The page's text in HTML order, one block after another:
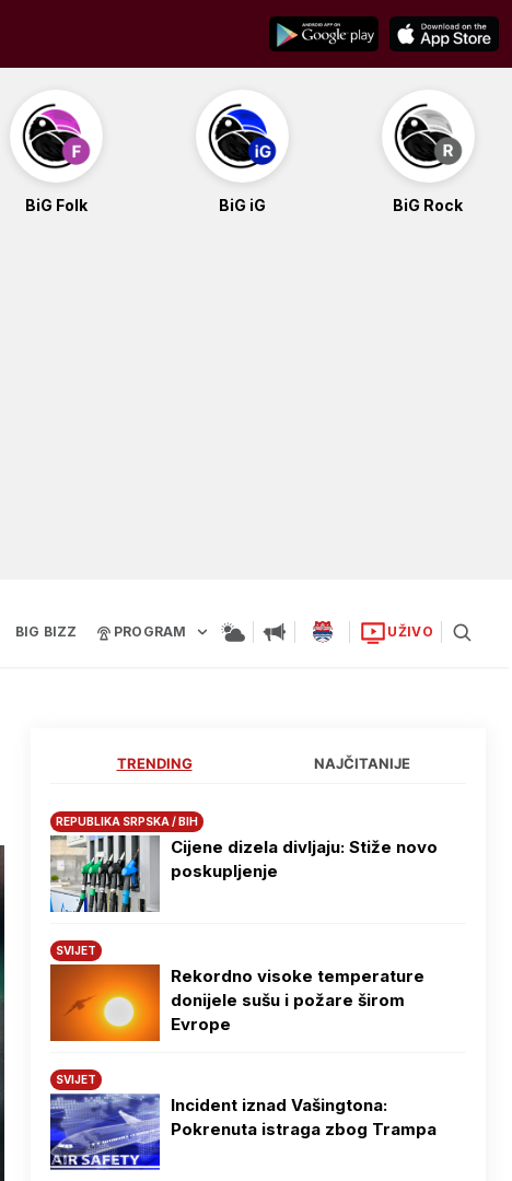
BiG Folk BiG iG BiG Rock
BIG BIZZ PROGRAM UŽIVO
TRENDING NAJČITANIJE
REPUBLIKA SRPSKA / BIH
Cijene dizela divljaju: Stiže novo
poskupljenje
SVIJET
Rekordno visoke temperature
donijele sušu i požare širom
Evrope
SVIJET
Incident iznad Vašingtona:
Pokrenuta istraga zbog Trampa